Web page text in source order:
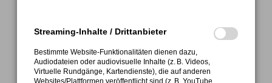
FON +49 (0) 7832 9997-0
Service FON +49 (0) 7832 9997-28
Streaming-Inhalte / Drittanbieter
Bestimmte Website-Funktionalitäten dienen dazu,
Audiodateien oder audiovisuelle Inhalte (z. B. Videos,
Virtuelle Rundgänge, Kartendienste), die auf anderen
Websites/Plattformen veröffentlicht sind (z. B. YouTube,